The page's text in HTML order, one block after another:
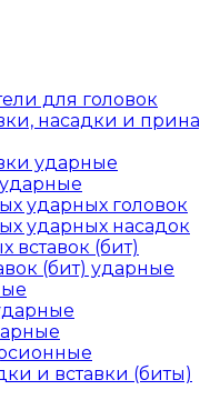
для головок
насадки и
ударные
ударных головок
ударных насадок
вставок (бит)
(бит) ударные
и вставки (биты)